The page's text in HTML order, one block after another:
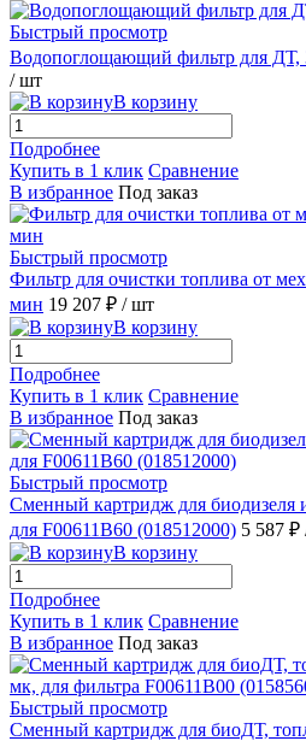
Быстрый просмотр
Водопоглощающий фильтр для ДТ,
/ шт
В корзину
Подробнее
Купить в 1 клик Сравнение
В избранное Под заказ
Быстрый просмотр
Фильтр для очистки топлива от
мин 19 207 ₽ / шт
В корзину
Подробнее
Купить в 1 клик Сравнение
В избранное Под заказ
Быстрый просмотр
Сменный картридж для биодизеля
для F00611B60 (018512000) 5 587 ₽
В корзину
Подробнее
Купить в 1 клик Сравнение
В избранное Под заказ
Быстрый просмотр
Сменный картридж для биоДТ,